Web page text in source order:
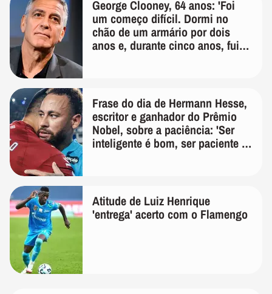
George Clooney, 64 anos: 'Foi
um começo difícil. Dormi no
chão de um armário por dois
anos e, durante cinco anos, fui
Frase do dia de Hermann Hesse,
escritor e ganhador do Prêmio
Nobel, sobre a paciência: 'Ser
inteligente é bom, ser paciente é
Atitude de Luiz Henrique
'entrega' acerto com o Flamengo